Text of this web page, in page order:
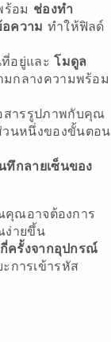
อม ช่องทำ
ความ ทำให้ฟิลด์
อยู่และโมดูล
มกลางความพร้อม
สารรูปภาพกับคุณ
วนหนึ่งของขั้นตอน
ทึกลายเซ็นของ
ณอาจต้องการ
ง่ายขึ้น
ครั้งจากอุปกรณ์
การเข้ารหัส